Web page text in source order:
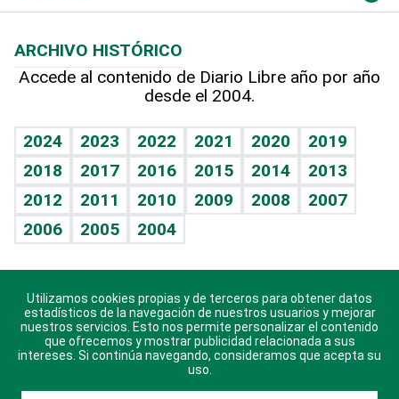
Hablando con el pediatra
Vida y familia
Eñe
Celebrando la vida
Sin complejos
En pocas palabras
Escuchando al corazón
Economía Personal
Línea de hit
BRV
TBT Deportivo
Columnistas
Más firmas
Hecho en casa
Guía del dinero
Cumpleaños
Horóscopos
Juegos
ARCHIVO HISTÓRICO
Accede al contenido de Diario Libre año por año
desde el 2004.
2024 2023 2022 2021 2020
2019
2018
2017 2016 2015 2014
2013
2012
2011 2010 2009 2008
2007
2006
2005 2004
Descarga nuestras aplicaciones para Android, iOS y
sistema Huawei.
Utilizamos cookies propias y de terceros para obtener datos
estadísticos de la navegación de nuestros usuarios y mejorar
nuestros servicios. Esto nos permite personalizar el contenido
que ofrecemos y mostrar publicidad relacionada a sus
intereses. Si continúa navegando, consideramos que acepta su
uso.